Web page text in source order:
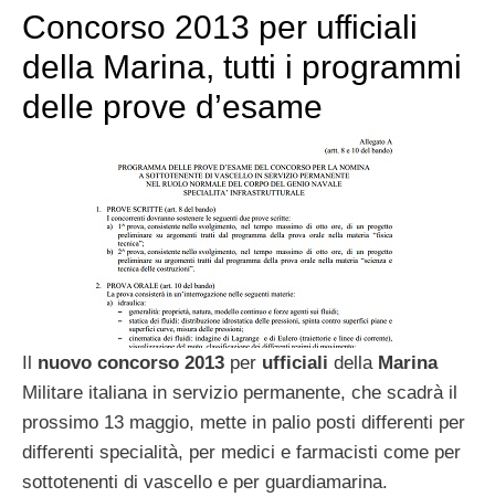
Concorso 2013 per ufficiali
della Marina, tutti i programmi
delle prove d’esame
Il nuovo concorso 2013 per ufficiali della Marina
Militare italiana in servizio permanente, che scadrà il
prossimo 13 maggio, mette in palio posti differenti per
differenti specialità, per medici e farmacisti come per
sottotenenti di vascello e per guardiamarina.